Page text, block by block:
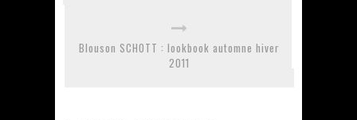
Blouson SCHOTT : lookbook automne hiver
2011